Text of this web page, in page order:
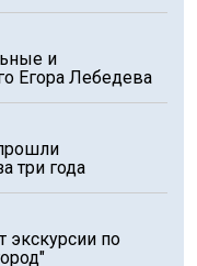
и
Егора Лебедева
три года
экскурсии по